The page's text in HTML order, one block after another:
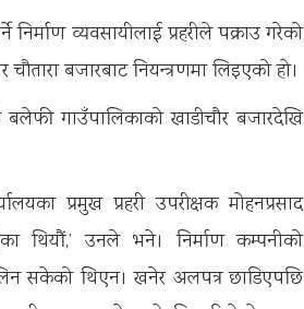
निर्माण व्यवसायीलाई प्रहरीले पक्राउ गरेको
बजारबाट नियन्त्रणमा लिइएको हो।
गाउँपालिकाको खाडीचौर बजारदेखि
प्रमुख प्रहरी उपरीक्षक मोहनप्रसाद
थियौं,’ उनले भने। निर्माण कम्पनीको
सकेको थिएन। खनेर अलपत्र छाडिएपछि